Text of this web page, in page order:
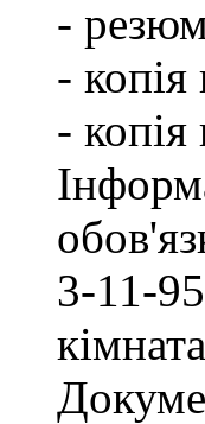
-
- копія
- копія
3-11-